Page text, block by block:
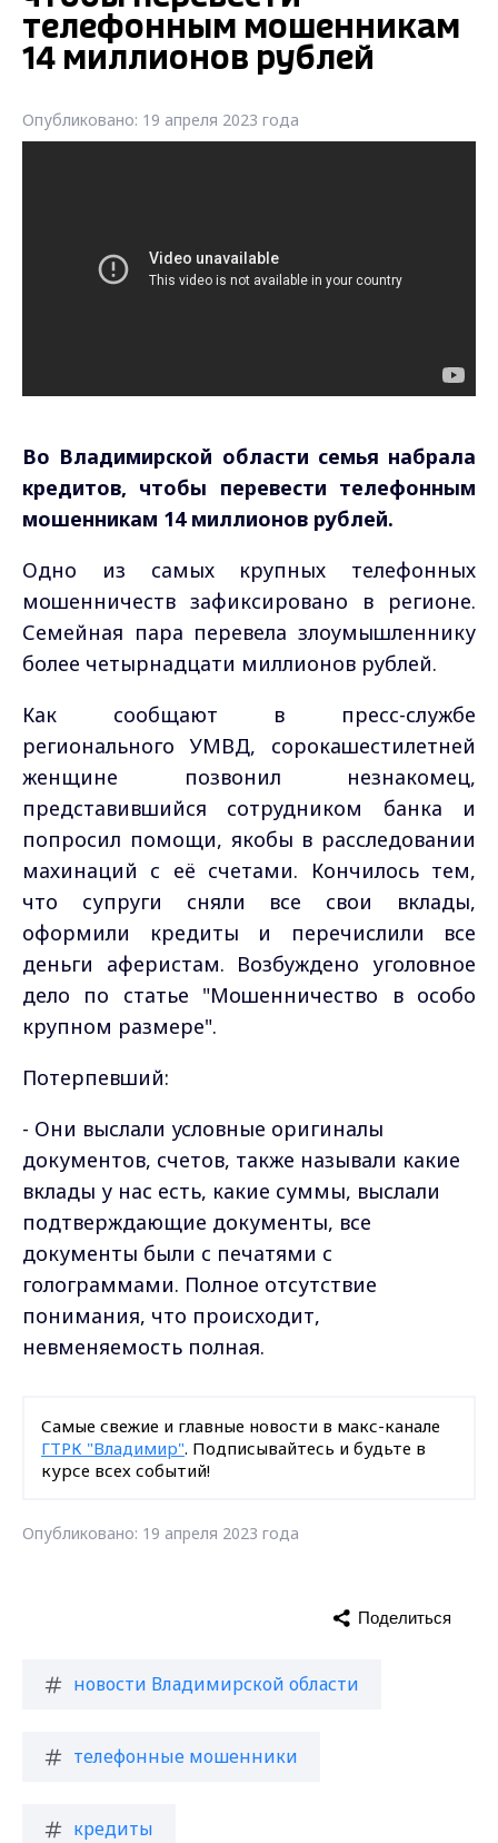
телефонным мошенникам
14 миллионов рублей
Опубликовано: 19 апреля 2023 года
Во Владимирской области семья набрала
кредитов, чтобы перевести телефонным
мошенникам 14 миллионов рублей.
Одно из самых крупных телефонных
мошенничеств зафиксировано в регионе.
Семейная пара перевела злоумышленнику
более четырнадцати миллионов рублей.
Как сообщают в пресс-службе
регионального УМВД, сорокашестилетней
женщине позвонил незнакомец,
представившийся сотрудником банка и
попросил помощи, якобы в расследовании
махинаций с её счетами. Кончилось тем,
что супруги сняли все свои вклады,
оформили кредиты и перечислили все
деньги аферистам. Возбуждено уголовное
дело по статье "Мошенничество в особо
крупном размере".
Потерпевший:
- Они выслали условные оригиналы
документов, счетов, также называли какие
вклады у нас есть, какие суммы, выслали
подтверждающие документы, все
документы были с печатями с
голограммами. Полное отсутствие
понимания, что происходит,
невменяемость полная.
Самые свежие и главные новости в макс-канале
ГТРК "Владимир". Подписывайтесь и будьте в
курсе всех событий!
Опубликовано: 19 апреля 2023 года
новости Владимирской области
телефонные мошенники
кредиты
Поделиться